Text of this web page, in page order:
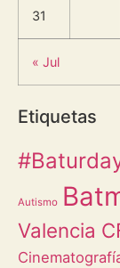
31
« Jul
Etiquetas
Autismo
Valencia